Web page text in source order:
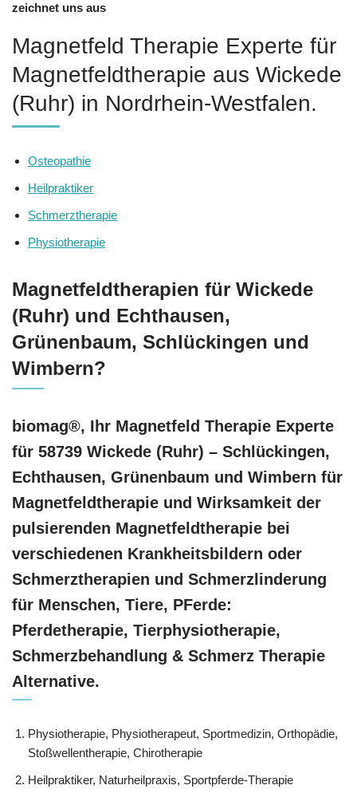
zeichnet uns aus
Magnetfeld Therapie Experte für
Magnetfeldtherapie aus Wickede
(Ruhr) in Nordrhein-Westfalen.
Osteopathie
Heilpraktiker
Schmerztherapie
Physiotherapie
Magnetfeldtherapien für Wickede
(Ruhr) und Echthausen,
Grünenbaum, Schlückingen und
Wimbern?
biomag®, Ihr Magnetfeld Therapie Experte
für 58739 Wickede (Ruhr) – Schlückingen,
Echthausen, Grünenbaum und Wimbern für
Magnetfeldtherapie und Wirksamkeit der
pulsierenden Magnetfeldtherapie bei
verschiedenen Krankheitsbildern oder
Schmerztherapien und Schmerzlinderung
für Menschen, Tiere, PFerde:
Pferdetherapie, Tierphysiotherapie,
Schmerzbehandlung & Schmerz Therapie
Alternative.
Physiotherapie, Physiotherapeut, Sportmedizin, Orthopädie,
Stoßwellentherapie, Chirotherapie
Heilpraktiker, Naturheilpraxis, Sportpferde-Therapie